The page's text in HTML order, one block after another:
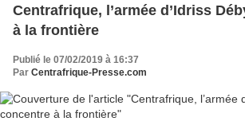
Centrafrique, l’armée d’Idriss
à la frontière
Publié le 07/02/2019 à 16:37
Par Centrafrique-Presse.com